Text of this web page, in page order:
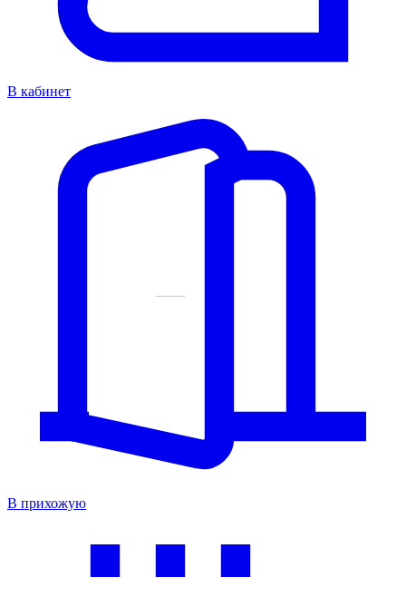
В кабинет
В прихожую